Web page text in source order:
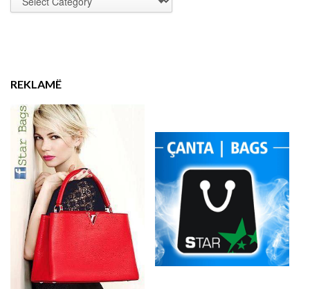
REKLAMË